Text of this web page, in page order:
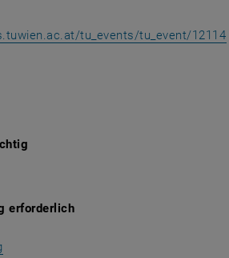
tu_events/tu_event/12114
erforderlich